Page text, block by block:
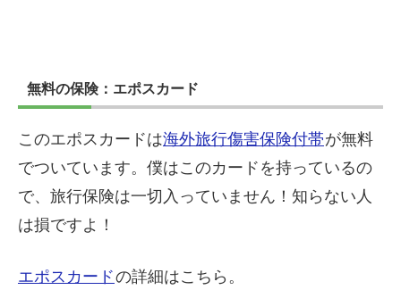
無料の保険：エポスカード
このエポスカードは海外旅行傷害保険付帯が無料
でついています。僕はこのカードを持っているの
で、旅行保険は一切入っていません！知らない人
は損ですよ！
エポスカードの詳細はこちら。